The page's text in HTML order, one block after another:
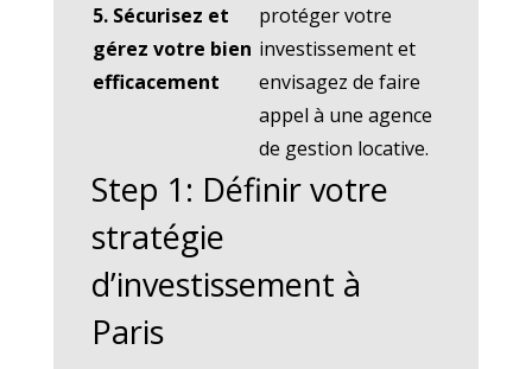
5. Sécurisez et
gérez votre bien
efficacement
protéger votre
investissement et
envisagez de faire
appel à une agence
de gestion locative.
Step 1: Définir votre
stratégie
d’investissement à
Paris